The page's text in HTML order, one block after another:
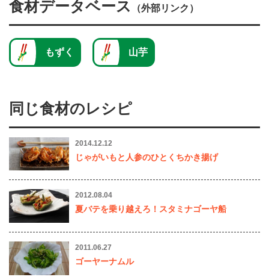
食材データベース （外部リンク）
もずく 山芋
同じ食材のレシピ
2014.12.12
じゃがいもと人参のひとくちかき揚げ
2012.08.04
夏バテを乗り越えろ！スタミナゴーヤ船
2011.06.27
ゴーヤーナムル